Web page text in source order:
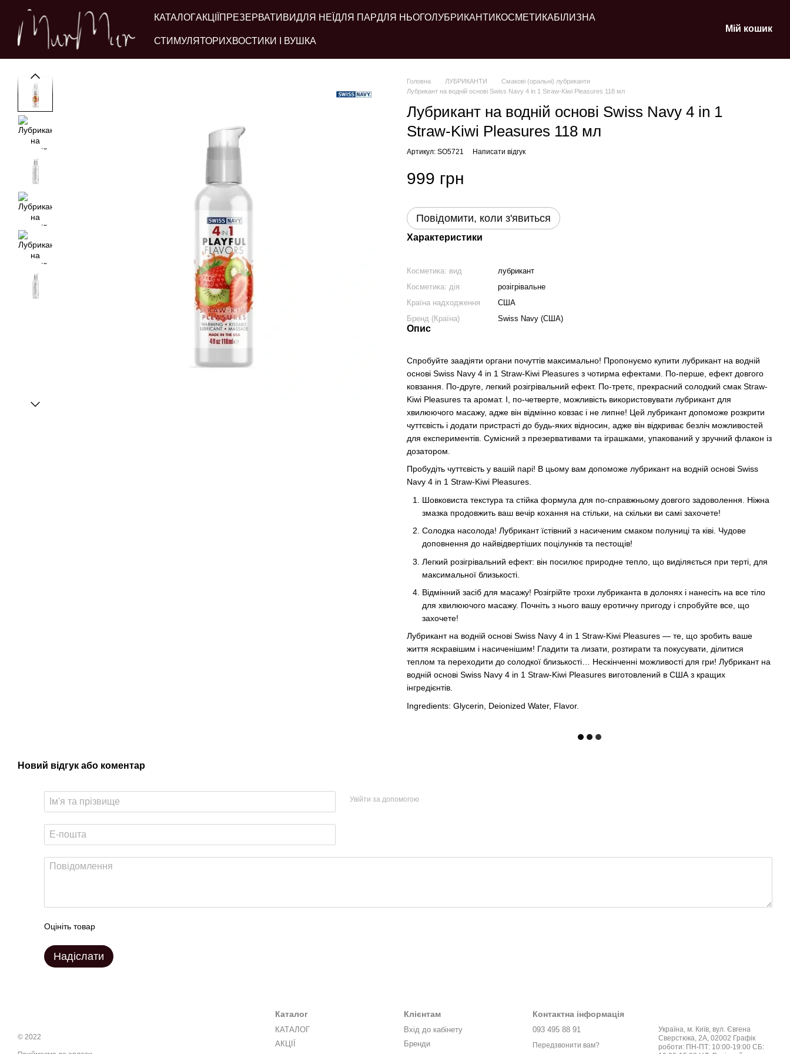
Перейти до основного контенту
КАТАЛОГАКЦІЇ ПРЕЗЕРВАТИВИДЛЯ НЕЇ ДЛЯ ПАРДЛЯ НЬОГОЛУБРИКАНТИ КОСМЕТИКАБІЛИЗНА
СТИМУЛЯТОРИ ХВОСТИКИ І ВУШКА
Мій кошик
Головна ЛУБРИКАНТИ
Смакові (оральні) лубриканти
Лубрикант на водній основі Swiss Navy 4 in 1 Straw-Kiwi Pleasures 118 мл
Лубрикант на водній основі Swiss Navy 4 in 1
Straw-Kiwi Pleasures 118 мл
Артикул: SO5721 Написати відгук
999 грн
Повідомити, коли з'явиться
Характеристики
Косметика: вид
лубрикант
Косметика: дія
розігрівальне
Країна надходження
США
Бренд (Країна)
Swiss Navy (США)
Опис
Спробуйте заадіяти органи почуттів максимально! Пропонуємо купити лубрикант на водній
основі Swiss Navy 4 in 1 Straw-Kiwi Pleasures з чотирма ефектами. По-перше, ефект довгого
ковзання. По-друге, легкий розігрівальний ефект. По-третє, прекрасний солодкий смак Straw-
Kiwi Pleasures та аромат. І, по-четверте, можливість використовувати лубрикант для
хвилюючого масажу, адже він відмінно ковзає і не липне! Цей лубрикант допоможе розкрити
чуттєвість і додати пристрасті до будь-яких відносин, адже він відкриває безліч можливостей
для експериментів. Сумісний з презервативами та іграшками, упакований у зручний флакон із
дозатором.
Пробудіть чуттєвість у вашій парі! В цьому вам допоможе лубрикант на водній основі Swiss
Navy 4 in 1 Straw-Kiwi Pleasures.
Шовковиста текстура та стійка формула для по-справжньому довгого задоволення. Ніжна
змазка продовжить ваш вечір кохання на стільки, на скільки ви самі захочете!
Солодка насолода! Лубрикант їстівний з насиченим смаком полуниці та ківі. Чудове
доповнення до найвідвертіших поцілунків та пестощів!
Легкий розігрівальний ефект: він посилює природне тепло, що виділяється при терті, для
максимальної близькості.
Відмінний засіб для масажу! Розігрійте трохи лубриканта в долонях і нанесіть на все тіло
для хвилюючого масажу. Почніть з нього вашу еротичну пригоду і спробуйте все, що
захочете!
Лубрикант на водній основі Swiss Navy 4 in 1 Straw-Kiwi Pleasures — те, що зробить ваше
життя яскравішим і насиченішим! Гладити та лизати, розтирати та покусувати, ділитися
теплом та переходити до солодкої близькості… Нескінченні можливості для гри! Лубрикант на
водній основі Swiss Navy 4 in 1 Straw-Kiwi Pleasures виготовлений в США з кращих
інгредієнтів.
Ingredients: Glycerin, Deionized Water, Flavor.
Новий відгук або коментар
Увійти за допомогою
Оцініть товар
Надіслати
© 2022
Каталог
КАТАЛОГ
АКЦІЇ
Клієнтам
Вхід до кабінету
Бренди
Контактна інформація
093 495 88 91
Передзвонити вам?
Україна, м. Київ, вул. Євгена
Сверстюка, 2А, 02002 Графік
роботи: ПН-ПТ: 10:00-19:00 СБ: